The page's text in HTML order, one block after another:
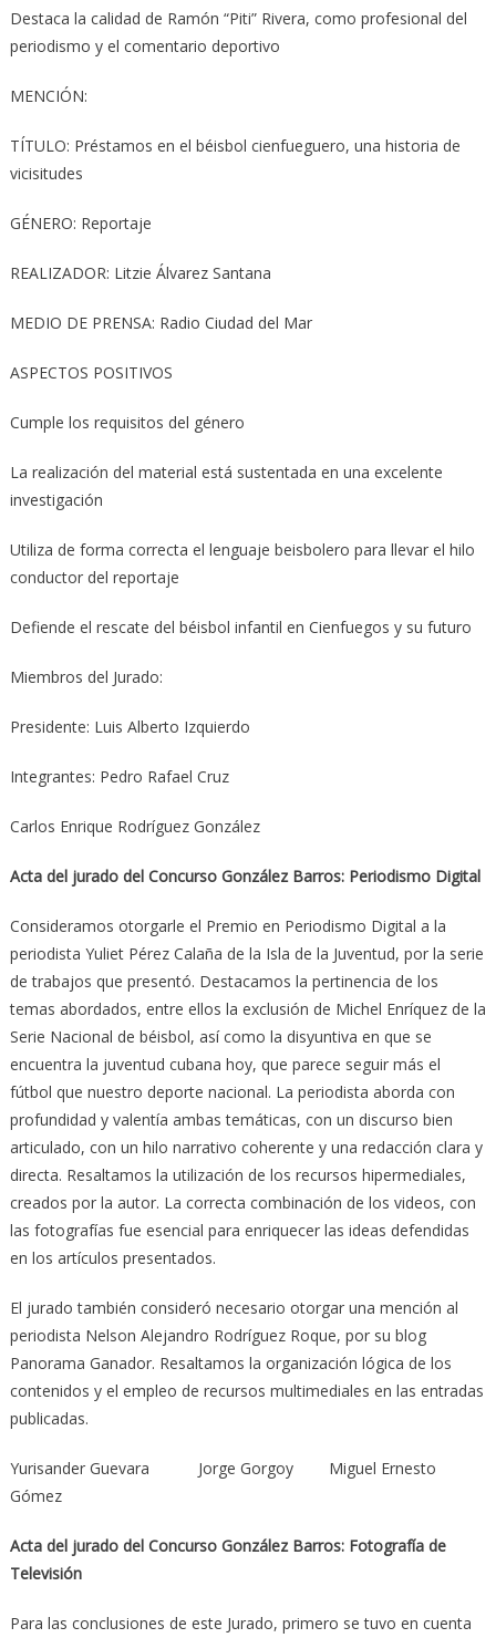
Destaca la calidad de Ramón “Piti” Rivera, como profesional del
periodismo y el comentario deportivo
MENCIÓN:
TÍTULO: Préstamos en el béisbol cienfueguero, una historia de
vicisitudes
GÉNERO: Reportaje
REALIZADOR: Litzie Álvarez Santana
MEDIO DE PRENSA: Radio Ciudad del Mar
ASPECTOS POSITIVOS
Cumple los requisitos del género
La realización del material está sustentada en una excelente
investigación
Utiliza de forma correcta el lenguaje beisbolero para llevar el hilo
conductor del reportaje
Defiende el rescate del béisbol infantil en Cienfuegos y su futuro
Miembros del Jurado:
Presidente: Luis Alberto Izquierdo
Integrantes: Pedro Rafael Cruz
Carlos Enrique Rodríguez González
Acta del jurado del Concurso González Barros: Periodismo Digital
Consideramos otorgarle el Premio en Periodismo Digital a la
periodista Yuliet Pérez Calaña de la Isla de la Juventud, por la serie
de trabajos que presentó. Destacamos la pertinencia de los
temas abordados, entre ellos la exclusión de Michel Enríquez de la
Serie Nacional de béisbol, así como la disyuntiva en que se
encuentra la juventud cubana hoy, que parece seguir más el
fútbol que nuestro deporte nacional. La periodista aborda con
profundidad y valentía ambas temáticas, con un discurso bien
articulado, con un hilo narrativo coherente y una redacción clara y
directa. Resaltamos la utilización de los recursos hipermediales,
creados por la autor. La correcta combinación de los videos, con
las fotografías fue esencial para enriquecer las ideas defendidas
en los artículos presentados.
El jurado también consideró necesario otorgar una mención al
periodista Nelson Alejandro Rodríguez Roque, por su blog
Panorama Ganador. Resaltamos la organización lógica de los
contenidos y el empleo de recursos multimediales en las entradas
publicadas.
Yurisander Guevara Jorge Gorgoy Miguel Ernesto
Gómez
Acta del jurado del Concurso González Barros: Fotografía de
Televisión
Para las conclusiones de este Jurado, primero se tuvo en cuenta